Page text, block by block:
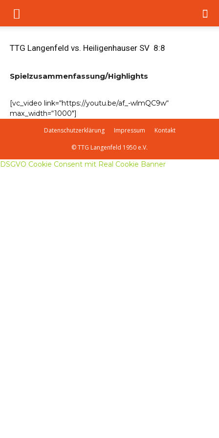
TTG Langenfeld vs. Heiligenhauser SV 8:8
Spielzusammenfassung/Highlights
[vc_video link=“https://youtu.be/af_-wlmQC9w“
max_width=“1000″]
Datenschutzerklärung Impressum Kontakt
© TTG Langenfeld 1950 e.V.
DSGVO Cookie Consent mit Real Cookie Banner